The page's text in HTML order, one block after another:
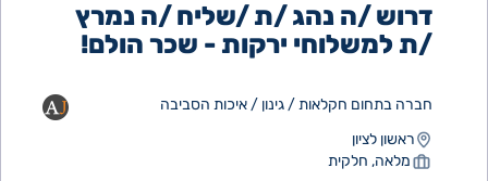
דרוש /ה נהג /ת /שליח /ה נמרץ
/ת למשלוחי ירקות - שכר הולם!
חברה בתחום חקלאות / גינון / איכות הסביבה
ראשון לציון
מלאה, חלקית